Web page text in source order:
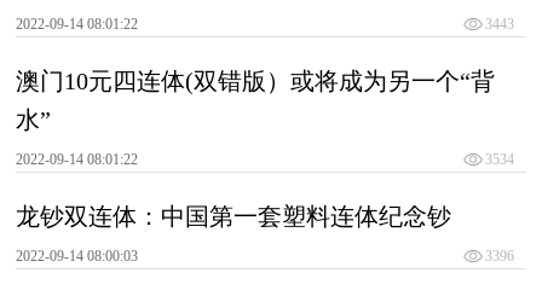
2022-09-14 08:01:22 3443
澳门10元四连体(双错版）或将成为另一个“背
水”
2022-09-14 08:01:22 3534
龙钞双连体：中国第一套塑料连体纪念钞
2022-09-14 08:00:03 3396